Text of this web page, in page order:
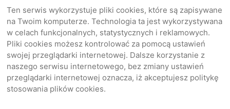
Ten serwis wykorzystuje pliki cookies, które są zapisywane
na Twoim komputerze. Technologia ta jest wykorzystywana
w celach funkcjonalnych, statystycznych i reklamowych.
Pliki cookies możesz kontrolować za pomocą ustawień
swojej przeglądarki internetowej. Dalsze korzystanie z
naszego serwisu internetowego, bez zmiany ustawień
przeglądarki internetowej oznacza, iż akceptujesz politykę
stosowania plików cookies.